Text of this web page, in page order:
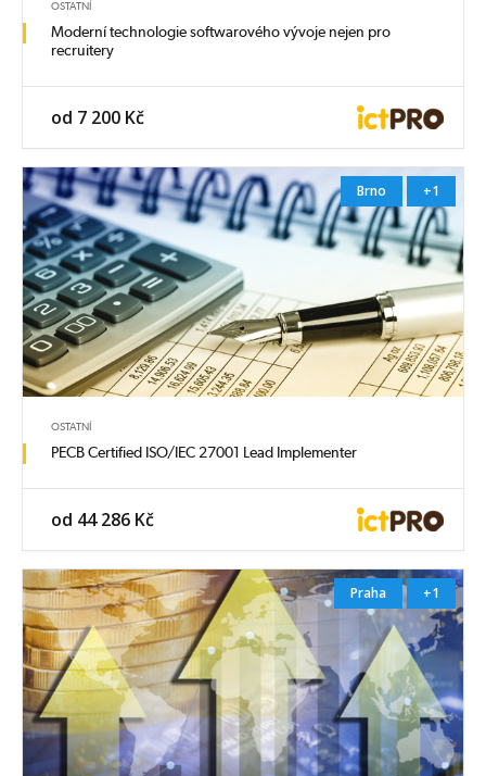
OSTATNÍ
Moderní technologie softwarového vývoje nejen pro
recruitery
od 7 200 Kč
Brno +1
OSTATNÍ
PECB Certified ISO/IEC 27001 Lead Implementer
od 44 286 Kč
Praha +1